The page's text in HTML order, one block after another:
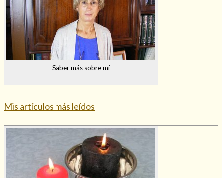
Hechizo de alejamiento
Alejamiento
(208)
Amarres(145)
Cartomancia(117)
(190)
(112)
Hechizo de amor (593)
Infidelidad (104)
Saber más sobre mí
Mis artículos más leídos